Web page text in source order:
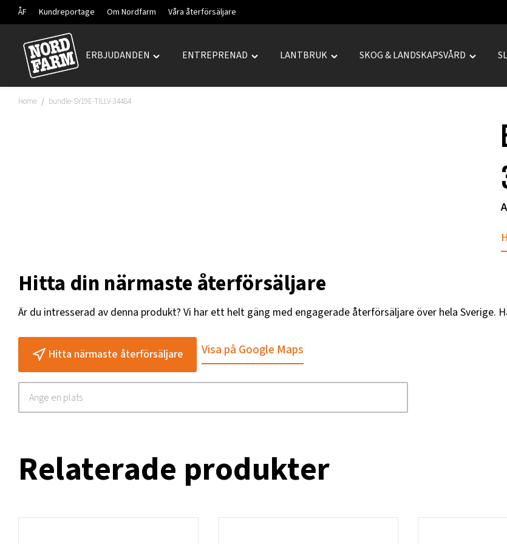
ÅF Kundreportage Om Nordfarm Våra återförsäljare
Hoppa
innehåll
ERBJUDANDEN
Toggle
ENTREPRENAD
Toggle
LANTBRUK
Toggle
SKOG & LANDSKAPSVÅRD
Toggle
Home / bundle-SY19E-TILLV-34484
Hitta din närmaste återförsäljare
Är du intresserad av denna produkt? Vi har ett helt gäng med engagerade återförsäljare över hela Sverige.
Hitta närmaste återförsäljare Visa på Google Maps
Relaterade produkter